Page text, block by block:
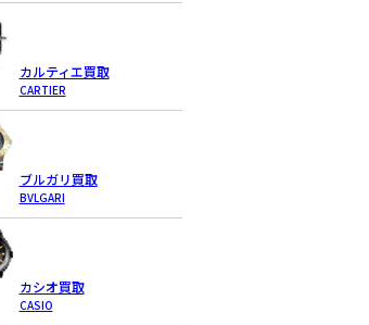
カルティエ買取
CARTIER
ブルガリ買取
BVLGARI
カシオ買取
CASIO